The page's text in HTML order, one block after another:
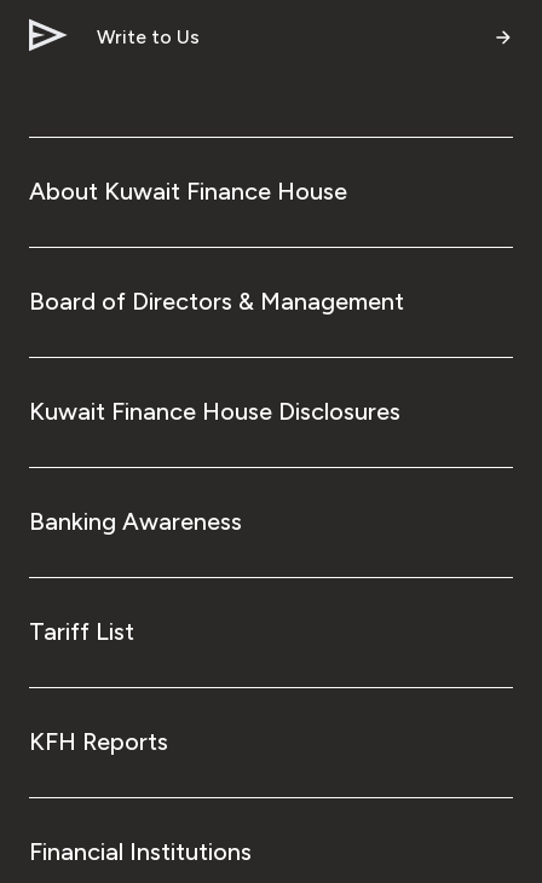
Write to Us
About Kuwait Finance House
Board of Directors & Management
Kuwait Finance House Disclosures
Banking Awareness
Tariff List
KFH Reports
Financial Institutions